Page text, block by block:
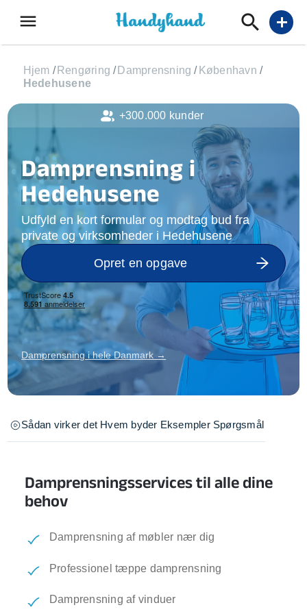
menu add
Hjem / Rengøring / Damprensning / København /
Hedehusene
Damprensning i
Hedehusene
Udfyld en kort formular og modtag bud fra
private og virksomheder i Hedehusene
Opret en opgave
Damprensning i hele Danmark →
Sådan virker det Hvem byder Eksempler Spørgsmål
Damprensningsservices til alle dine
behov
Damprensning af møbler nær dig
Professionel tæppe damprensning
Damprensning af vinduer
+300.000 kunder